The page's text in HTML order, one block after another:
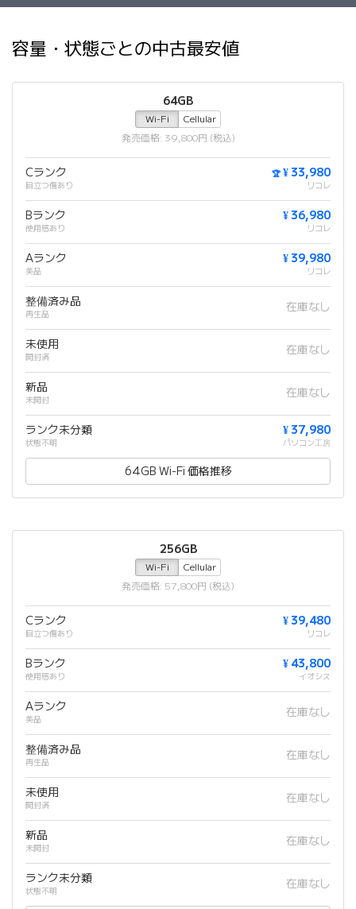
容量・状態ごとの中古最安値
64GB
Wi-Fi
Cellular
発売価格: 39,800円 (税込)
Cランク
目立つ傷あり
🏆 ¥ 33,980
リコレ
Bランク
使用感あり
¥ 36,980
リコレ
Aランク
美品
¥ 39,980
リコレ
整備済み品
再生品
在庫なし
未使用
開封済
在庫なし
新品
未開封
在庫なし
ランク未分類
状態不明
¥ 37,980
パソコン工房
64GB Wi-Fi 価格推移
256GB
Wi-Fi
Cellular
発売価格: 57,800円 (税込)
Cランク
目立つ傷あり
¥ 39,480
リコレ
Bランク
使用感あり
¥ 43,800
イオシス
Aランク
美品
在庫なし
整備済み品
再生品
在庫なし
未使用
開封済
在庫なし
新品
未開封
在庫なし
ランク未分類
状態不明
在庫なし